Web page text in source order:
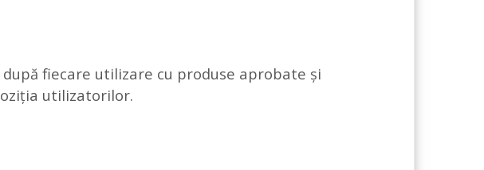
fiecare utilizare cu produse aprobate și
utilizatorilor.